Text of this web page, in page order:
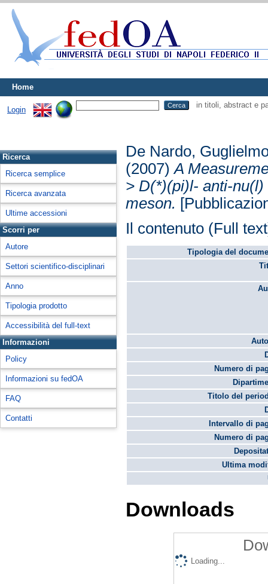
Home
Login
in titoli, abstract e
Ricerca
Ricerca semplice
Ricerca avanzata
Ultime accessioni
Scorri per
Autore
Settori scientifico-disciplinari
Anno
Tipologia prodotto
Accessibilità del full-text
Informazioni
Policy
Informazioni su fedOA
FAQ
Contatti
De Nardo,
(2007)A
> D(*)(pi)l- anti-
meson.
Il contenuto (Full
Tipologia del
Numero di
Titolo del
Intervallo di
Numero di
Ultima
Downloads
Loading...